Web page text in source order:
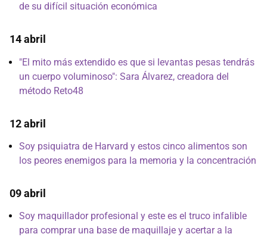
de su difícil situación económica
14 abril
"El mito más extendido es que si levantas pesas tendrás
un cuerpo voluminoso": Sara Álvarez, creadora del
método Reto48
12 abril
Soy psiquiatra de Harvard y estos cinco alimentos son
los peores enemigos para la memoria y la concentración
09 abril
Soy maquillador profesional y este es el truco infalible
para comprar una base de maquillaje y acertar a la